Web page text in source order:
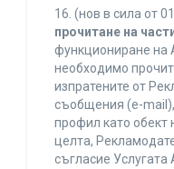
16. (нов в сила от
прочитане на
функциониране на
необходимо
изпратените от
съобщения (e-
профил като обект
целта,
съгласие